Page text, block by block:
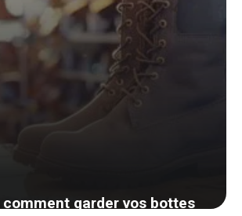
comment garder vos bottes